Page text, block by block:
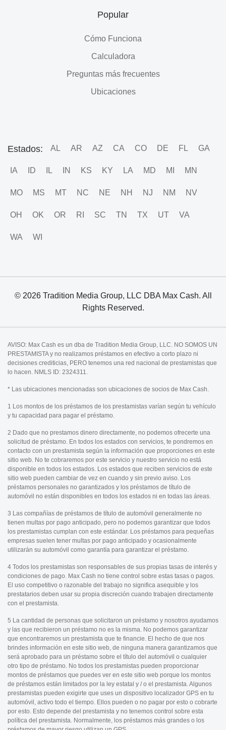
Popular
Cómo Funciona
Calculadora
Preguntas más frecuentes
Ubicaciones
Estados: AL AR AZ CA CO DE FL GA
IA ID IL IN KS KY LA MD MI MN
MO MS MT NC NE NH NJ NM NV
OH OK OR RI SC TN TX UT VA
WA WI
© 2026 Tradition Media Group, LLC DBA Max Cash. All
Rights Reserved.
AVISO: Max Cash es un dba de Tradition Media Group, LLC. NO SOMOS UN
PRESTAMISTA y no realizamos préstamos en efectivo a corto plazo ni
decisiones crediticias, PERO tenemos una red nacional de prestamistas que
lo hacen. NMLS ID: 2324311.
* Las ubicaciones mencionadas son ubicaciones de socios de Max Cash.
1 Los montos de los préstamos de los prestamistas varían según tu vehículo
y tu capacidad para pagar el préstamo.
2 Dado que no prestamos dinero directamente, no podemos ofrecerte una
solicitud de préstamo. En todos los estados con servicios, te pondremos en
contacto con un prestamista según la información que proporciones en este
sitio web. No te cobraremos por este servicio y nuestro servicio no está
disponible en todos los estados. Los estados que reciben servicios de este
sitio web pueden cambiar de vez en cuando y sin previo aviso. Los
préstamos personales no garantizados y los préstamos de título de
automóvil no están disponibles en todos los estados ni en todas las áreas.
3 Las compañías de préstamos de título de automóvil generalmente no
tienen multas por pago anticipado, pero no podemos garantizar que todos
los prestamistas cumplan con este estándar. Los préstamos para pequeñas
empresas suelen tener multas por pago anticipado y ocasionalmente
utilizarán su automóvil como garantía para garantizar el préstamo.
4 Todos los prestamistas son responsables de sus propias tasas de interés y
condiciones de pago. Max Cash no tiene control sobre estas tasas o pagos.
El uso competitivo o razonable del trabajo no significa asequible y los
prestatarios deben usar su propia discreción cuando trabajen directamente
con el prestamista.
5 La cantidad de personas que solicitaron un préstamo y nosotros ayudamos
y las que recibieron un préstamo no es la misma. No podemos garantizar
que encontraremos un prestamista que te financie. El hecho de que nos
brindes información en este sitio web, de ninguna manera garantizamos que
será aprobado para un préstamo sobre el título del automóvil o cualquier
otro tipo de préstamo. No todos los prestamistas pueden proporcionar
montos de préstamos que puedes ver en este sitio web porque los montos
de préstamos están limitados por la ley estatal y / o el prestamista. Algunos
prestamistas pueden exigirte que uses un dispositivo localizador GPS en tu
automóvil, activo todo el tiempo. Ellos pueden o no pagar por esto o cobrarte
por esto. Esto depende del prestamista y no tenemos control sobre esta
política del prestamista. Normalmente, los préstamos más grandes o los